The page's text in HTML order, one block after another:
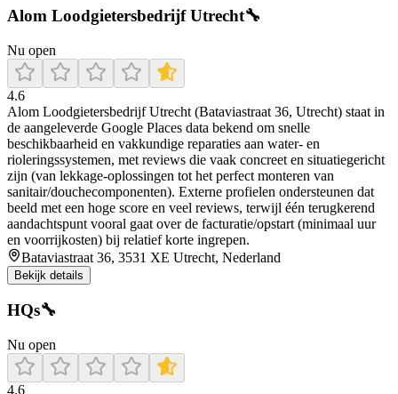
Alom Loodgietersbedrijf Utrecht🔧
Nu open
4.6
Alom Loodgietersbedrijf Utrecht (Bataviastraat 36, Utrecht) staat in
de aangeleverde Google Places data bekend om snelle
beschikbaarheid en vakkundige reparaties aan water- en
rioleringssystemen, met reviews die vaak concreet en situatiegericht
zijn (van lekkage-oplossingen tot het perfect monteren van
sanitair/douchecomponenten). Externe profielen ondersteunen dat
beeld met een hoge score en veel reviews, terwijl één terugkerend
aandachtspunt vooral gaat over de facturatie/opstart (minimaal uur
en voorrijkosten) bij relatief korte ingrepen.
Bataviastraat 36, 3531 XE Utrecht, Nederland
Bekijk details
HQs🔧
Nu open
4.6